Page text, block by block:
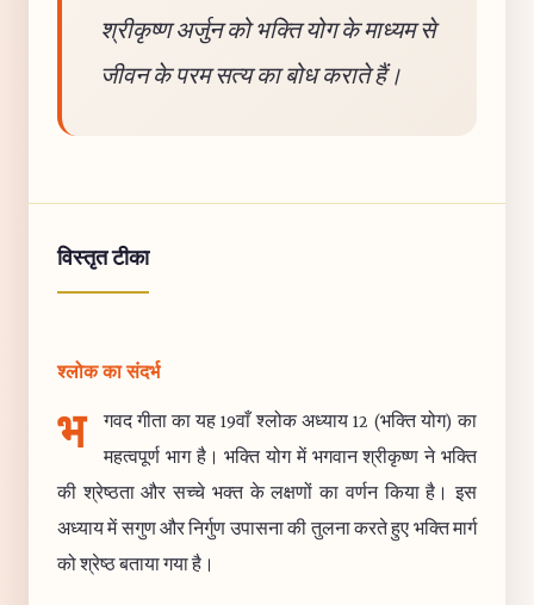
श्रीकृष्ण अर्जुन को भक्ति योग के माध्यम से
जीवन के परम सत्य का बोध कराते हैं।
विस्तृत टीका
श्लोक का संदर्भ
भ
गवद गीता का यह 19वाँ श्लोक अध्याय 12 (भक्ति योग) का
महत्वपूर्ण भाग है। भक्ति योग में भगवान श्रीकृष्ण ने भक्ति
की श्रेष्ठता और सच्चे भक्त के लक्षणों का वर्णन किया है। इस
अध्याय में सगुण और निर्गुण उपासना की तुलना करते हुए भक्ति मार्ग
को श्रेष्ठ बताया गया है।